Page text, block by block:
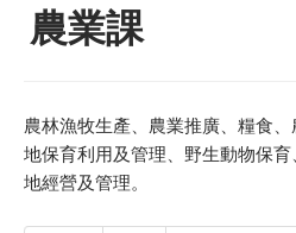
農業課
農林漁牧生產、農業推廣、糧食
地保育利用及管理、野生動物保
地經營及管理。